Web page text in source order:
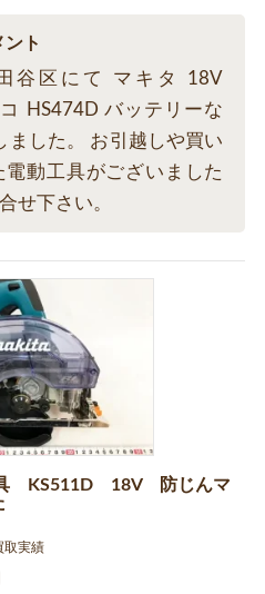
ト
谷区にて マキタ 18V
HS474D バッテリーな
ました。 お引越しや買い
動工具がございました
せ下さい。
具 KS511D 18V 防じんマ
取実績